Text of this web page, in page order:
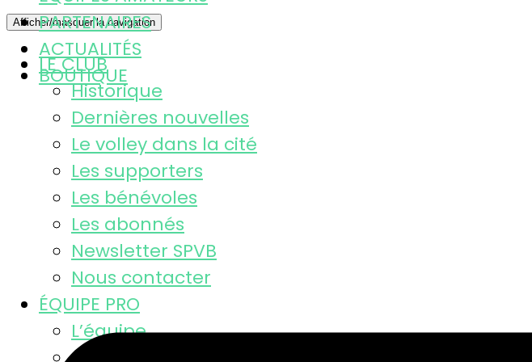
Afficher/masquer la navigation
LE CLUB
Historique
Dernières nouvelles
Le volley dans la cité
Les supporters
Les bénévoles
Les abonnés
Newsletter SPVB
Nous contacter
ÉQUIPE PRO
L’équipe
PARTENAIRES
ACTUALITÉS
BOUTIQUE